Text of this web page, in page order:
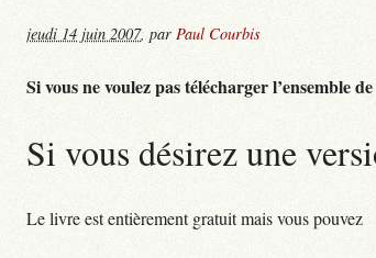
jeudi 14 juin 2007, par Paul Courbis
Si vous ne voulez pas télécharger l’ensemble
Si vous désirez une
Le livre est entièrement gratuit mais vous pouvez